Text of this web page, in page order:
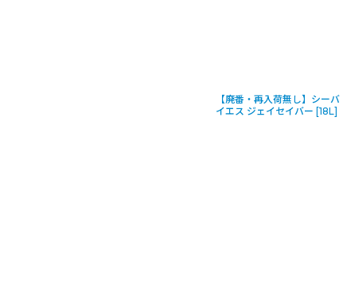
【廃番・再入荷無し】シーバ
イエス ジェイセイバー [18L]